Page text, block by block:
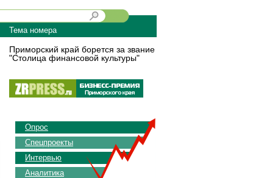
Тема номера
Приморский край борется за звание
"Столица финансовой культуры"
Опрос
Спецпроекты
Интервью
Аналитика